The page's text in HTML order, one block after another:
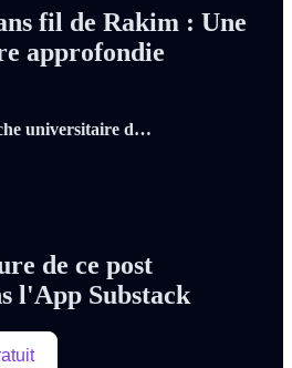
fil de Rakim : Une
approfondie
universitaire d…
de ce post
l'App Substack